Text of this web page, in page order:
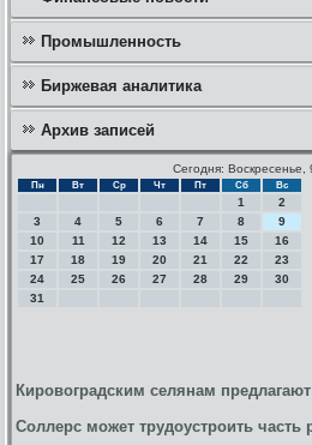
Промышленность
Биржевая аналитика
Архив записей
Сегодня: Воскресенье,
Пн Вт Ср Чт Пт Сб Вс
1
2
3
4 5 6 7 8
9
10
11 12 13 14 15
16
17
18 19 20 21 22
23
24
25 26 27 28 29
30
31
Кировоградским селянам
Соллерс может трудоустроить часть